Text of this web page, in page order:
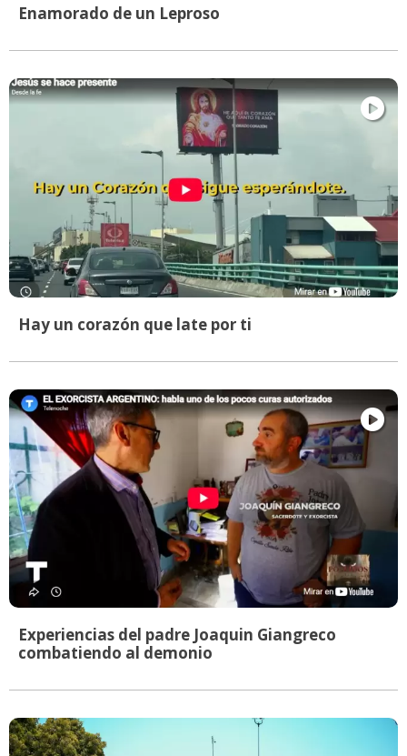
Enamorado de un Leproso
Hay un corazón que late por ti
Experiencias del padre Joaquin Giangreco
combatiendo al demonio